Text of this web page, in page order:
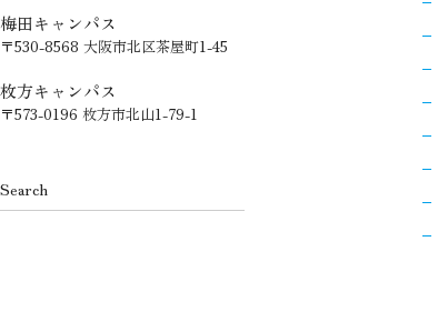
梅田キャンパス
〒530-8568 大阪市北区茶屋町1-45
枚方キャンパス
〒573-0196 枚方市北山1-79-1